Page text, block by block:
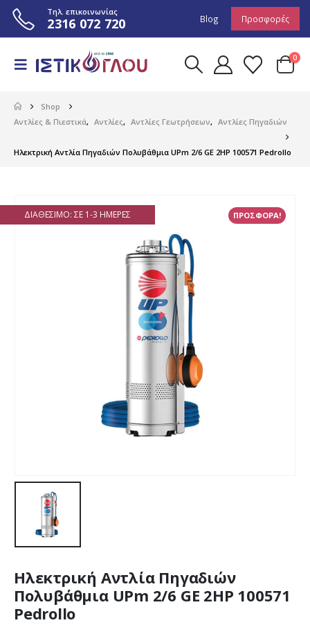
Τηλ. επικοινωνίας
2316 072 720 Blog Προσφορές
0
Shop
Αντλίες & Πιεστικά, Αντλίες, Αντλίες Γεωτρήσεων, Αντλίες Πηγαδιών
Ηλεκτρική Αντλία Πηγαδιών Πολυβάθμια UPm 2/6 GE 2HP 100571 Pedrollo
ΠΡΟΣΦΟΡΑ!
ΔΙΑΘΈΣΙΜΟ: ΣΕ 1-3 ΗΜΈΡΕΣ
Ηλεκτρική Αντλία Πηγαδιών
Πολυβάθμια UPm 2/6 GE 2HP 100571
Pedrollo